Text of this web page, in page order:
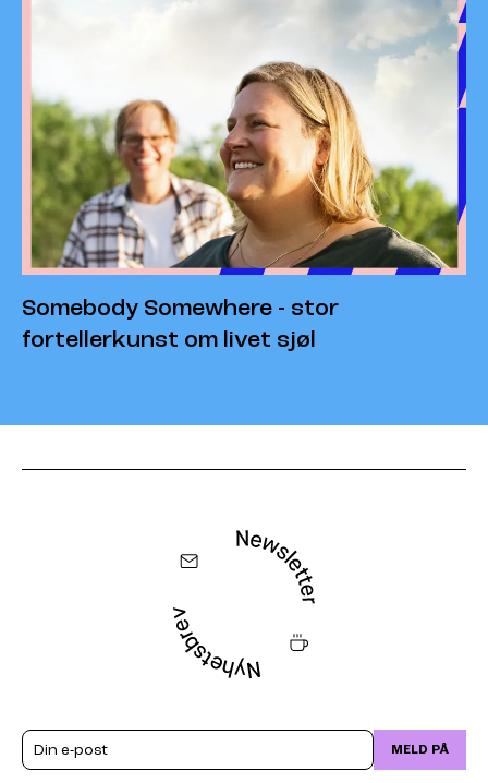
Somebody Somewhere - stor
fortellerkunst om livet sjøl
Email MELD PÅ